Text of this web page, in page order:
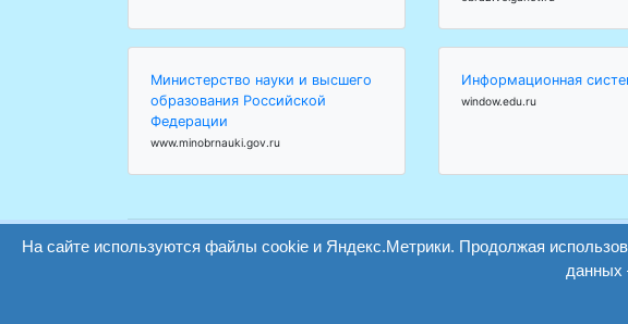
Министерство науки и высшего
образования Российской
Федерации
www.minobrnauki.gov.ru
Информационная
window.edu.ru
ООО "Центр образования и консалтинга"
На сайте используются файлы cookie и Яндекс.Метрики. Продолжая